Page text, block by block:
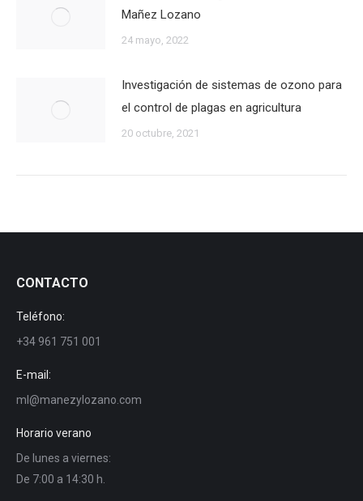
Mañez Lozano
24 mayo, 2022
Investigación de sistemas de ozono para
el control de plagas en agricultura
20 octubre, 2021
CONTACTO
Teléfono:
+34 961 751 001
E-mail:
ml@manezylozano.com
Horario verano
De lunes a viernes:
De 7:00 a 14:30 h.